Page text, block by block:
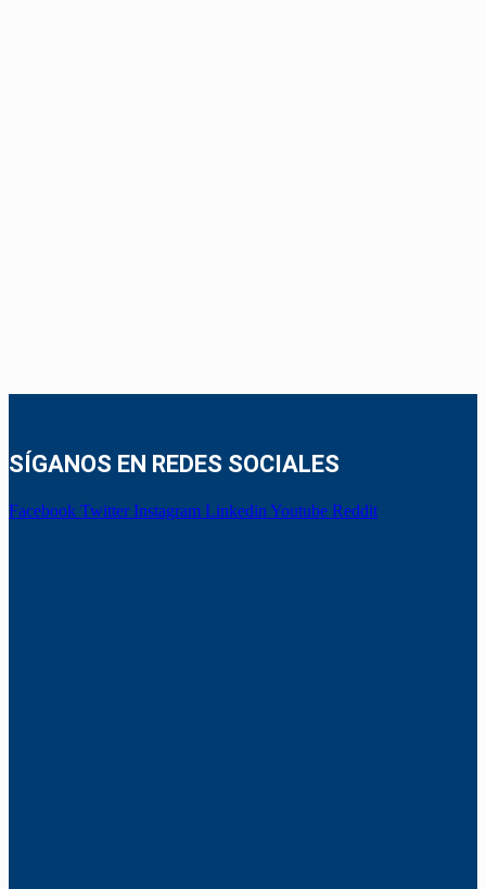
SÍGANOS EN REDES SOCIALES
Facebook Twitter Instagram Linkedin Youtube Reddit